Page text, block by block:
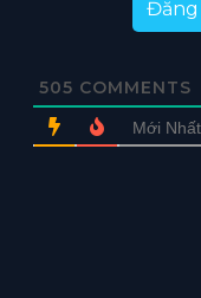
Đăng
505 COMMENTS
Mới Nhất